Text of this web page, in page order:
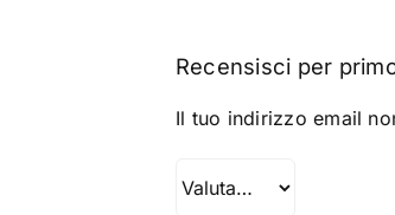
Recensisci per
Il tuo indirizzo email